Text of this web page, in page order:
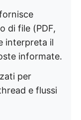
di file (PDF,
interpreta il
informate.
per
e flussi